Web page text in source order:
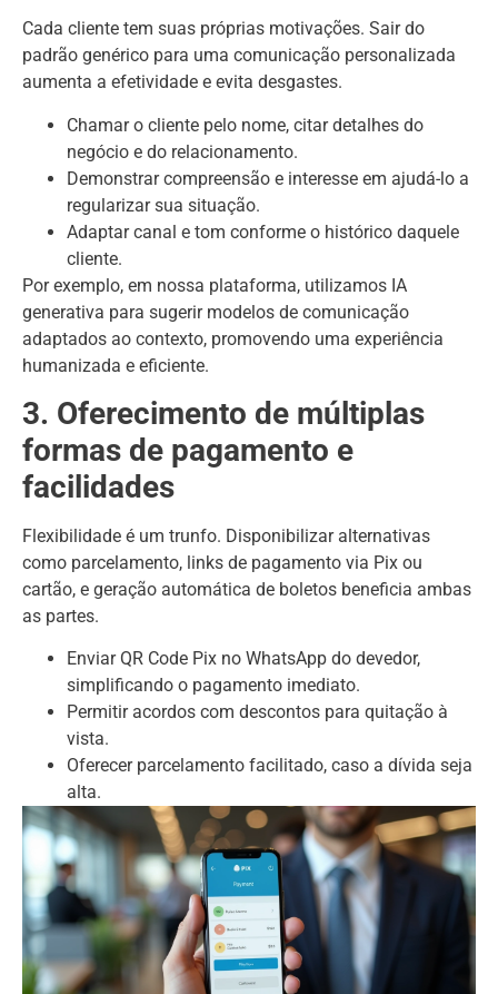
Cada cliente tem suas próprias motivações. Sair do
padrão genérico para uma comunicação personalizada
aumenta a efetividade e evita desgastes.
Chamar o cliente pelo nome, citar detalhes do
negócio e do relacionamento.
Demonstrar compreensão e interesse em ajudá-lo a
regularizar sua situação.
Adaptar canal e tom conforme o histórico daquele
cliente.
Por exemplo, em nossa plataforma, utilizamos IA
generativa para sugerir modelos de comunicação
adaptados ao contexto, promovendo uma experiência
humanizada e eficiente.
3. Oferecimento de múltiplas
formas de pagamento e
facilidades
Flexibilidade é um trunfo. Disponibilizar alternativas
como parcelamento, links de pagamento via Pix ou
cartão, e geração automática de boletos beneficia ambas
as partes.
Enviar QR Code Pix no WhatsApp do devedor,
simplificando o pagamento imediato.
Permitir acordos com descontos para quitação à
vista.
Oferecer parcelamento facilitado, caso a dívida seja
alta.